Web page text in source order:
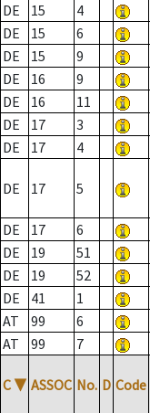
DE
15 4
DE
15 6
DE
15 9
DE
16 9
DE
16 11
DE
17 3
DE
17 4
DE 17 5
DE 17 6
DE
19 51
DE
19 52
DE
41 1
AT
99 6
AT
99 7
C ▼ ASSOC No. D Code